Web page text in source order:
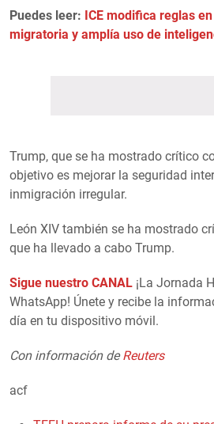
Puedes leer: ICE modifica reglas
migratoria y amplía uso de
Trump, que se ha mostrado crítico
objetivo es mejorar la seguridad
inmigración irregular.
León XIV también se ha mostrado
que ha llevado a cabo Trump.
Sigue nuestro CANAL ¡La Jornada
WhatsApp! Únete y recibe la
día en tu dispositivo móvil.
Con información deReuters
acf